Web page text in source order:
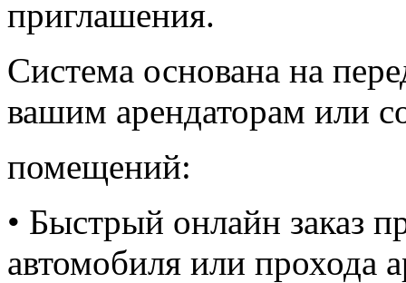
приглашения.
Система основана на
вашим арендаторам или
помещений:
• Быстрый онлайн заказ
автомобиля или прохода